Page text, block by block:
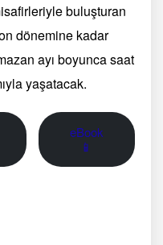
buluşturan
dönemine kadar
ayı boyunca saat
yaşatacak.
eBook
📱